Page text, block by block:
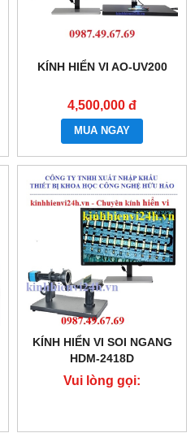
KÍNH HIỂN VI AO-UV200
4,500,000 đ
MUA NGAY
KÍNH HIỂN VI SOI NGANG
HDM-2418D
Vui lòng gọi: